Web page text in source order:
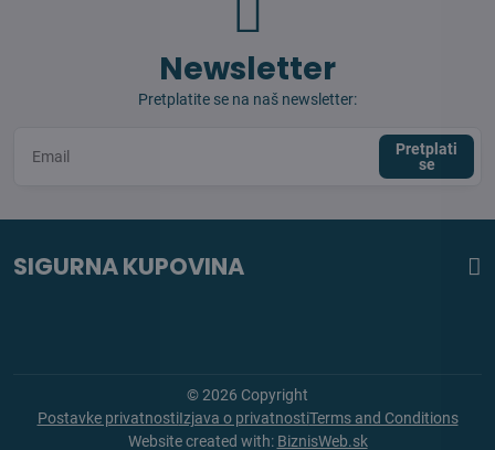
Newsletter
Pretplatite se na naš newsletter:
Pretplati
se
SIGURNA KUPOVINA
©2026 Copyright
Postavke privatnostiIzjava o privatnostiTerms and Conditions
Website created with: BiznisWeb.sk